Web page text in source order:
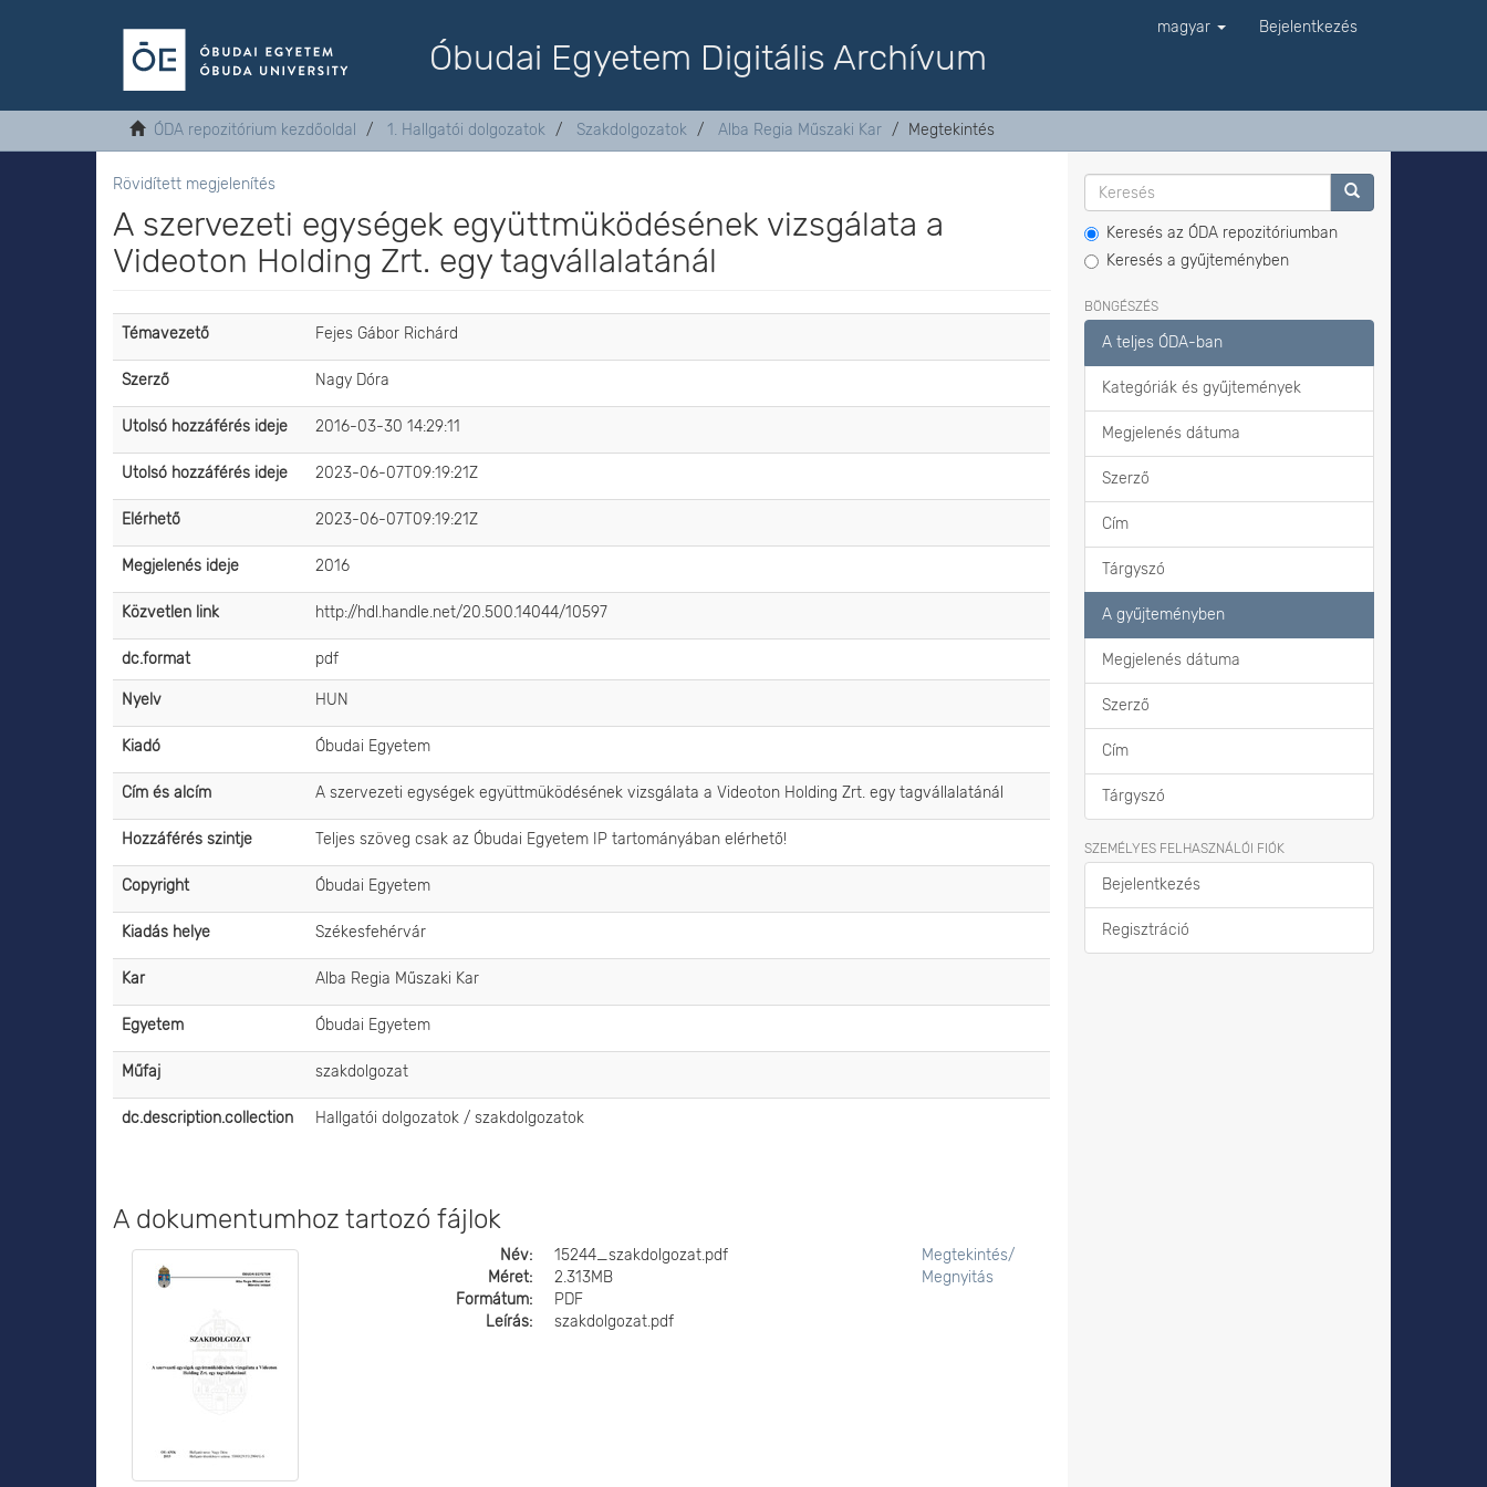
Óbudai Egyetem Digitális Archívum
magyar Bejelentkezés
ÓDA repozitórium kezdőoldal 1. Hallgatói dolgozatok Szakdolgozatok Alba Regia Műszaki Kar Megtekintés
Rövidített megjelenítés
A szervezeti egységek együttmüködésének vizsgálata a
Videoton Holding Zrt. egy tagvállalatánál
Témavezető Fejes Gábor Richárd
Szerző Nagy Dóra
Utolsó hozzáférés ideje 2016-03-30 14:29:11
Utolsó hozzáférés ideje 2023-06-07T09:19:21Z
Elérhető 2023-06-07T09:19:21Z
Megjelenés ideje 2016
Közvetlen link http://hdl.handle.net/20.500.14044/10597
dc.format pdf
Nyelv HUN
Kiadó Óbudai Egyetem
Cím és alcím A szervezeti egységek együttmüködésének vizsgálata a Videoton Holding Zrt. egy tagvállalatánál
Hozzáférés szintje Teljes szöveg csak az Óbudai Egyetem IP tartományában elérhető!
Copyright Óbudai Egyetem
Kiadás helye Székesfehérvár
Kar Alba Regia Műszaki Kar
Egyetem Óbudai Egyetem
Műfaj szakdolgozat
dc.description.collection Hallgatói dolgozatok / szakdolgozatok
A dokumentumhoz tartozó fájlok
Név:
15244_szakdolgozat.pdf
Méret:
2.313MB
Formátum:
PDF
Leírás:
szakdolgozat.pdf
Megtekintés/
Megnyitás
Keresés az ÓDA repozitóriumban
Keresés a gyűjteményben
BÖNGÉSZÉS
A teljes ÓDA-ban
Kategóriák és gyűjtemények
Megjelenés dátuma
Szerző
Cím
Tárgyszó
A gyűjteményben
Megjelenés dátuma
Szerző
Cím
Tárgyszó
SZEMÉLYES FELHASZNÁLÓI FIÓK
Bejelentkezés
Regisztráció